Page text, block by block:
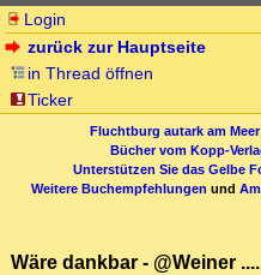
Login
zurück zur Hauptseite
in Thread öffnen
Ticker
Fluchtburg autark am Meer
Bücher vom Kopp-
Unterstützen Sie das Gelbe
Weitere Buchempfehlungen und
Wäre dankbar - @Weiner ....